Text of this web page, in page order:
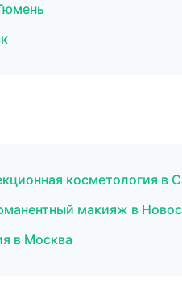
косметология в
макияж в
в Москва